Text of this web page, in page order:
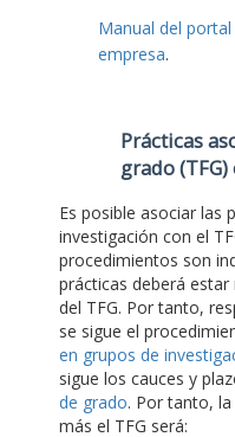
Manual del
empresa.
Prácticas
grado
Es posible asociar las
investigación con el
procedimientos son
prácticas deberá
del TFG. Por tanto,
se sigue el
en grupos de
sigue los cauces y
de grado. Por tanto,
más el TFG será: